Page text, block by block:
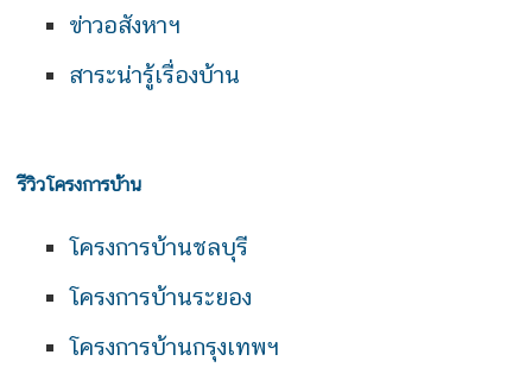
ข่าวอสังหาฯ
สาระน่ารู้เรื่องบ้าน
รีวิวโครงการบ้าน
โครงการบ้านชลบุรี
โครงการบ้านระยอง
โครงการบ้านกรุงเทพฯ